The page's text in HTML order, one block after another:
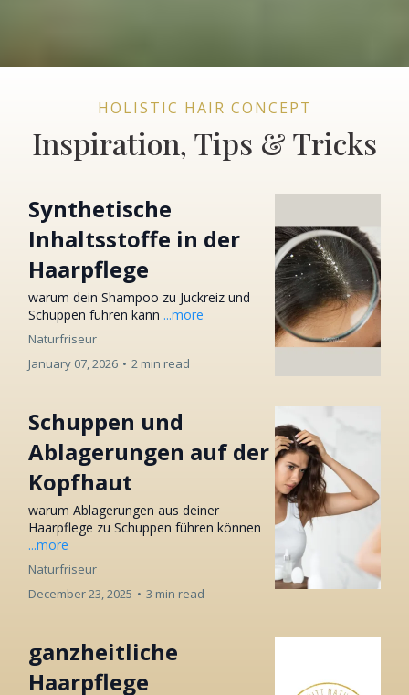
HOLISTIC HAIR CONCEPT
Inspiration, Tips & Tricks
Synthetische
Inhaltsstoffe in der
Haarpflege
warum dein Shampoo zu Juckreiz und
Schuppen führen kann ...more
Naturfriseur
January 07, 2026 • 2 min read
Schuppen und
Ablagerungen auf der
Kopfhaut
warum Ablagerungen aus deiner
Haarpflege zu Schuppen führen können
...more
Naturfriseur
December 23, 2025 • 3 min read
ganzheitliche
Haarpflege